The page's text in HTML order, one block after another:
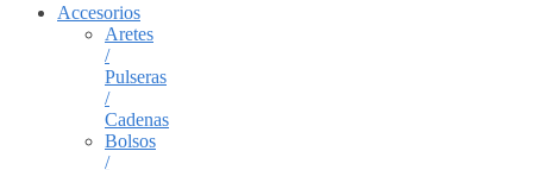
Accesorios
Aretes
/
Pulseras
/
Cadenas
Bolsos
/